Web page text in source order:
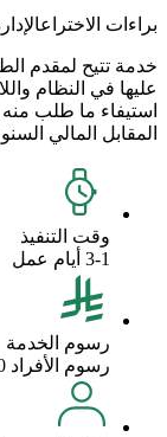
براءات الاختراع
خدمة تتيح لمقدم
عليها في النظام
استيفاء ما طلب منه
المقابل المالي
وقت التنفيذ
3-1 أيام عمل
رسوم الخدمة
رسوم الأفراد 300 ريال - رسوم المؤسسات 600 ريال